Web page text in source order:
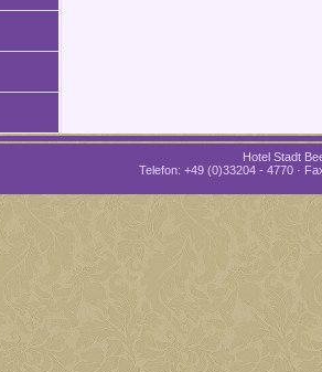
Hotel Stadt
Telefon: +49 (0)33204 - 4770 ·